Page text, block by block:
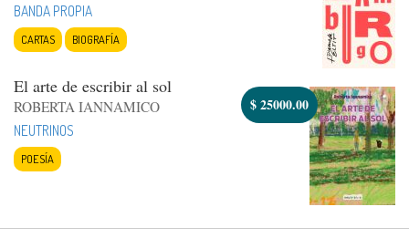
BANDA PROPIA
CARTAS BIOGRAFÍA
El arte de escribir al sol
ROBERTA IANNAMICO
NEUTRINOS
POESÍA
$25000.00